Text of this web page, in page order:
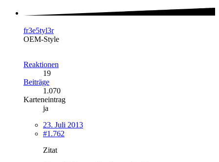
fr3e5tyl3r
OEM-Style
Reaktionen
19
Beiträge
1.070
Karteneintrag
ja
23. Juli 2013
#1.762
Zitat